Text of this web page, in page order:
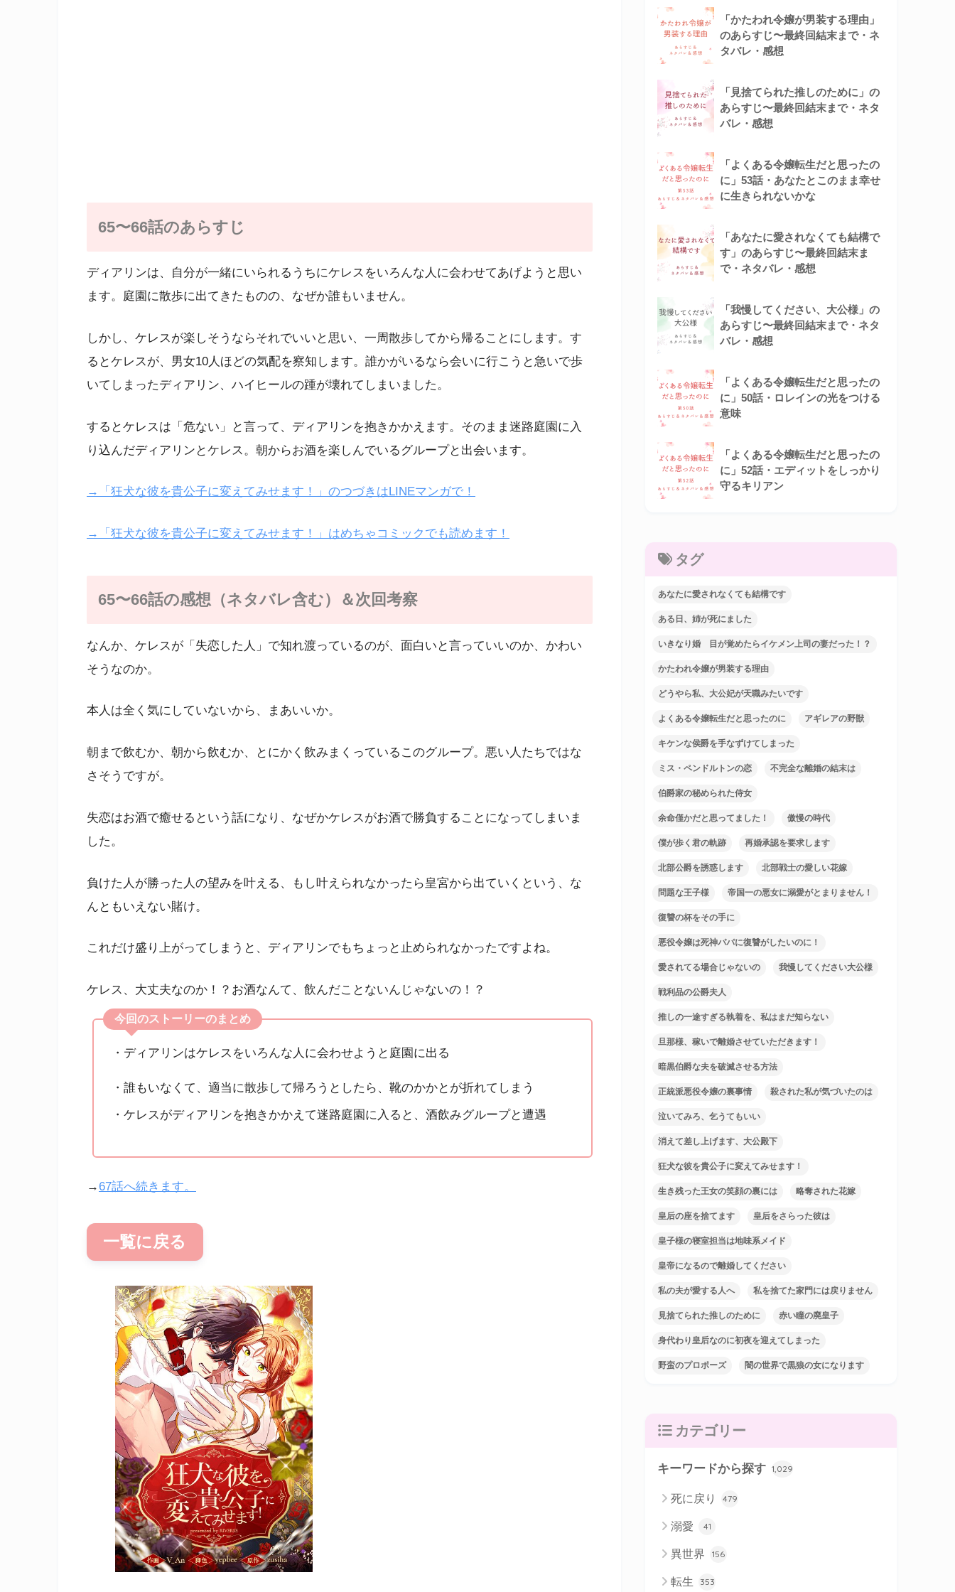
65〜66話のあらすじ
ディアリンは、自分が一緒にいられるうちにケレスをいろんな人に会わせてあげようと思い
ます。庭園に散歩に出てきたものの、なぜか誰もいません。
しかし、ケレスが楽しそうならそれでいいと思い、一周散歩してから帰ることにします。す
るとケレスが、男女10人ほどの気配を察知します。誰かがいるなら会いに行こうと急いで歩
いてしまったディアリン、ハイヒールの踵が壊れてしまいました。
するとケレスは「危ない」と言って、ディアリンを抱きかかえます。そのまま迷路庭園に入
り込んだディアリンとケレス。朝からお酒を楽しんでいるグループと出会います。
→「狂犬な彼を貴公子に変えてみせます！」のつづきはLINEマンガで！
→「狂犬な彼を貴公子に変えてみせます！」はめちゃコミックでも読めます！
65〜66話の感想（ネタバレ含む）＆次回考察
なんか、ケレスが「失恋した人」で知れ渡っているのが、面白いと言っていいのか、かわい
そうなのか。
本人は全く気にしていないから、まあいいか。
朝まで飲むか、朝から飲むか、とにかく飲みまくっているこのグループ。悪い人たちではな
さそうですが。
失恋はお酒で癒せるという話になり、なぜかケレスがお酒で勝負することになってしまいま
した。
負けた人が勝った人の望みを叶える、もし叶えられなかったら皇宮から出ていくという、な
んともいえない賭け。
これだけ盛り上がってしまうと、ディアリンでもちょっと止められなかったですよね。
ケレス、大丈夫なのか！？お酒なんて、飲んだことないんじゃないの！？
今回のストーリーのまとめ
・ディアリンはケレスをいろんな人に会わせようと庭園に出る
・誰もいなくて、適当に散歩して帰ろうとしたら、靴のかかとが折れてしまう
・ケレスがディアリンを抱きかかえて迷路庭園に入ると、酒飲みグループと遭遇
→ 67話へ続きます。
一覧に戻る
「かたわれ令嬢が男装する理由」
のあらすじ〜最終回結末まで・ネ
タバレ・感想
「見捨てられた推しのために」の
あらすじ〜最終回結末まで・ネタ
バレ・感想
「よくある令嬢転生だと思ったの
に」53話・あなたとこのまま幸せ
に生きられないかな
「あなたに愛されなくても結構で
す」のあらすじ〜最終回結末ま
で・ネタバレ・感想
「我慢してください、大公様」の
あらすじ〜最終回結末まで・ネタ
バレ・感想
「よくある令嬢転生だと思ったの
に」50話・ロレインの光をつける
意味
「よくある令嬢転生だと思ったの
に」52話・エディットをしっかり
守るキリアン
タグ
あなたに愛されなくても結構です
ある日、姉が死にました
いきなり婚 目が覚めたらイケメン上司の妻だった！？
かたわれ令嬢が男装する理由
どうやら私、大公妃が天職みたいです
よくある令嬢転生だと思ったのに アギレアの野獣
キケンな侯爵を手なずけてしまった
ミス・ペンドルトンの恋 不完全な離婚の結末は
伯爵家の秘められた侍女
余命僅かだと思ってました！ 傲慢の時代
僕が歩く君の軌跡 再婚承認を要求します
北部公爵を誘惑します 北部戦士の愛しい花嫁
問題な王子様 帝国一の悪女に溺愛がとまりません！
復讐の杯をその手に
悪役令嬢は死神パパに復讐がしたいのに！
愛されてる場合じゃないの 我慢してください大公様
戦利品の公爵夫人
推しの一途すぎる執着を、私はまだ知らない
旦那様、稼いで離婚させていただきます！
暗黒伯爵な夫を破滅させる方法
正統派悪役令嬢の裏事情 殺された私が気づいたのは
泣いてみろ、乞うてもいい
消えて差し上げます、大公殿下
狂犬な彼を貴公子に変えてみせます！
生き残った王女の笑顔の裏には 略奪された花嫁
皇后の座を捨てます 皇后をさらった彼は
皇子様の寝室担当は地味系メイド
皇帝になるので離婚してください
私の夫が愛する人へ 私を捨てた家門には戻りません
見捨てられた推しのために 赤い瞳の廃皇子
身代わり皇后なのに初夜を迎えてしまった
野蛮のプロポーズ 闇の世界で黒狼の女になります
カテゴリー
キーワードから探す 1,029
死に戻り 479
溺愛 41
異世界 156
転生 353